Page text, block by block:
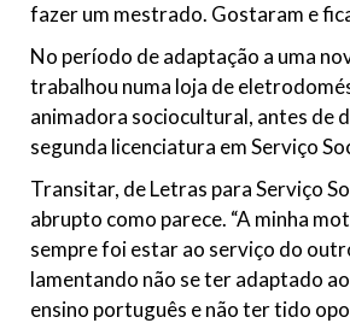
fazer um mestrado. Gostaram e
No período de adaptação a uma
trabalhou numa loja de
animadora sociocultural, antes de
segunda licenciatura em Serviço
Transitar, de Letras para Serviço
abrupto como parece. “A minha
sempre foi estar ao serviço do
lamentando não se ter adaptado
ensino português e não ter tido